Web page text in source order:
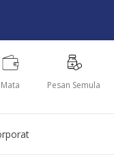
Mata Pesan Semula